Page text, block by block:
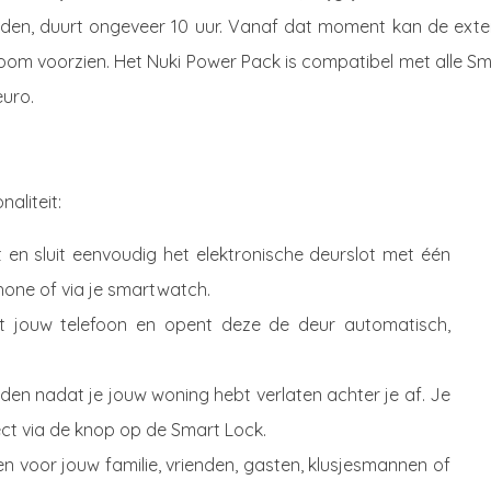
duurt ongeveer 10 uur. Vanaf dat moment kan de
voorzien. Het Nuki Power Pack is compatibel met alle
sluit eenvoudig het elektronische deurslot met één
of via je smartwatch.
jouw telefoon en opent deze de deur automatisch,
nadat je jouw woning hebt verlaten achter je af. Je
via de knop op de Smart Lock.
voor jouw familie, vrienden, gasten, klusjesmannen of